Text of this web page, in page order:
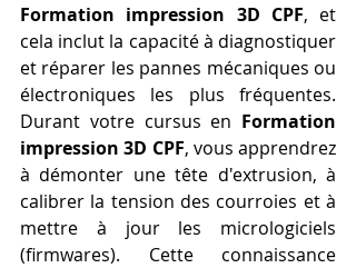
Formation impression 3D CPF, et
cela inclut la capacité à diagnostiquer
et réparer les pannes mécaniques ou
électroniques les plus fréquentes.
Durant votre cursus en Formation
impression 3D CPF, vous apprendrez
à démonter une tête d'extrusion, à
calibrer la tension des courroies et à
mettre à jour les micrologiciels
(firmwares). Cette connaissance